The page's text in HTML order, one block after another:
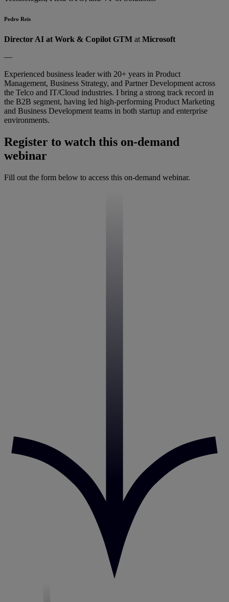
Pedro Reis
Director AI at Work & Copilot GTM at Microsoft
—
Experienced business leader with 20+ years in Product
Management, Business Strategy, and Partner Development across
the Telco and IT/Cloud industries. I bring a strong track record in
the B2B segment, having led high-performing Product Marketing
and Business Development teams in both startup and enterprise
environments.
Register to watch this on-demand
webinar
Fill out the form below to access this on-demand webinar.